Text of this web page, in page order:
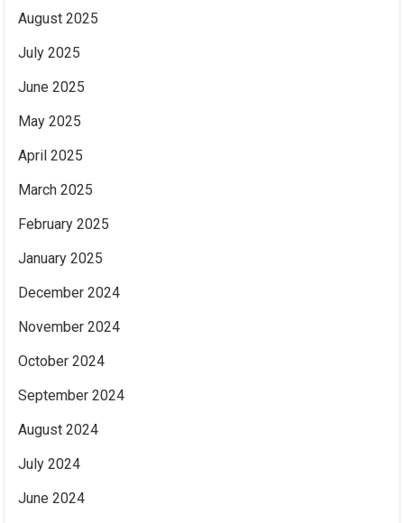
August 2025
July 2025
June 2025
May 2025
April 2025
March 2025
February 2025
January 2025
December 2024
November 2024
October 2024
September 2024
August 2024
July 2024
June 2024